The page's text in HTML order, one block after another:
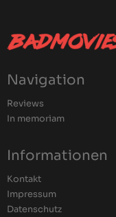
Navigation
Reviews
In memoriam
Informationen
Kontakt
Impressum
Datenschutz